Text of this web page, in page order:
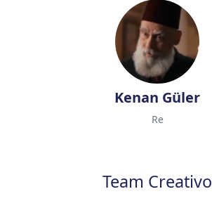
Kenan Güler
Re
Team Creativo